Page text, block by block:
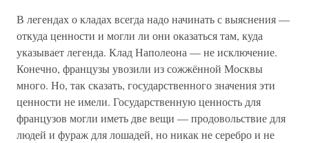
В легендах о кладах всегда надо начинать с выяснения —
откуда ценности и могли ли они оказаться там, куда
указывает легенда. Клад Наполеона — не исключение.
Конечно, французы увозили из сожжённой Москвы
много. Но, так сказать, государственного значения эти
ценности не имели. Государственную ценность для
французов могли иметь две вещи — продовольствие для
людей и фураж для лошадей, но никак не серебро и не